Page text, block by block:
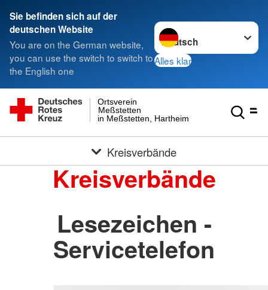
Sie befinden sich auf der
deutschen Website
You are on the German website,
you can use the switch to switch to
the English one
Sprache wechseln zu
Alles klar
in Meßstetten, Hartheim und Heinstetten
Meßstetten
Ortsverein
Kreisverbände
Kreisverbände
Lesezeichen -
Servicetelefon